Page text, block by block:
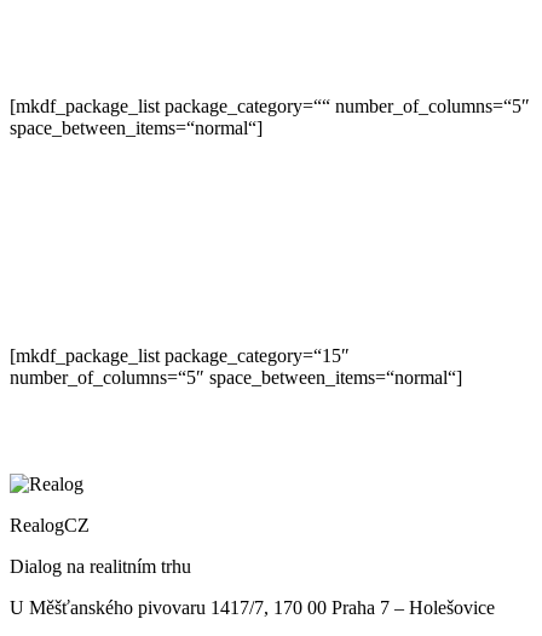
[mkdf_package_list package_category=““ number_of_columns=“5″
space_between_items=“normal“]
[mkdf_package_list package_category=“15″
number_of_columns=“5″ space_between_items=“normal“]
RealogCZ
Dialog na realitním trhu
U Měšťanského pivovaru 1417/7, 170 00 Praha 7 – Holešovice